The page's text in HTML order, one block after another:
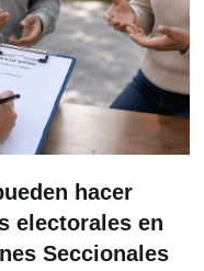
hacer
electorales en
Seccionales